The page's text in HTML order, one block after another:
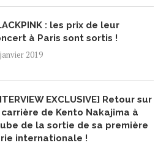
: les prix de leur
à Paris sont sortis !
2019
EXCLUSIVE] Retour sur
de Kento Nakajima à
de la sortie de sa première
internationale !